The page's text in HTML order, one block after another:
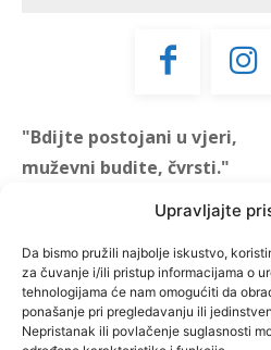
Upravljajte
Da bismo pružili najbolje iskustvo,
za čuvanje i/ili pristup informacijama o
tehnologijama će nam omogućiti da
ponašanje pri pregledavanju ili
Nepristanak ili povlačenje suglasnosti
"Bdijte postojani u vjeri,
muževni budite, čvrsti."
"Muževni budite" prvi je
hrvatski portal za katoličke
muškarce koji pokušava
reafirmirati u današnje